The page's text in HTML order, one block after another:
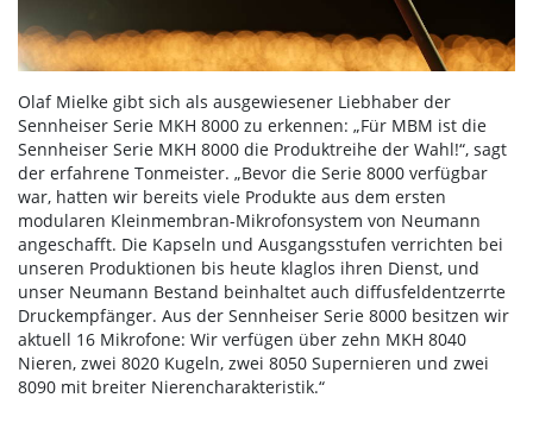
Olaf Mielke gibt sich als ausgewiesener Liebhaber der
Sennheiser Serie MKH 8000 zu erkennen: „Für MBM ist die
Sennheiser Serie MKH 8000 die Produktreihe der Wahl!“, sagt
der erfahrene Tonmeister. „Bevor die Serie 8000 verfügbar
war, hatten wir bereits viele Produkte aus dem ersten
modularen Kleinmembran-Mikrofonsystem von Neumann
angeschafft. Die Kapseln und Ausgangsstufen verrichten bei
unseren Produktionen bis heute klaglos ihren Dienst, und
unser Neumann Bestand beinhaltet auch diffusfeldentzerrte
Druckempfänger. Aus der Sennheiser Serie 8000 besitzen wir
aktuell 16 Mikrofone: Wir verfügen über zehn MKH 8040
Nieren, zwei 8020 Kugeln, zwei 8050 Supernieren und zwei
8090 mit breiter Nierencharakteristik.“